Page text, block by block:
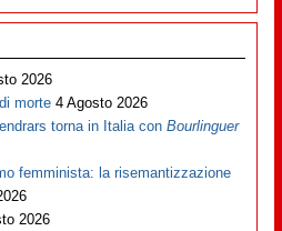
2026
morte 4 Agosto 2026
torna in Italia conBourlinguer
femminista: la risemantizzazione
2026